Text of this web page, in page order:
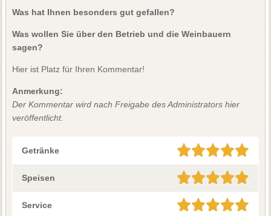
Was hat Ihnen besonders gut gefallen?
Was wollen Sie über den Betrieb und die Weinbauern
sagen?
Hier ist Platz für Ihren Kommentar!
Anmerkung:
Der Kommentar wird nach Freigabe des Administrators hier
veröffentlicht.
Getränke
Speisen
Service